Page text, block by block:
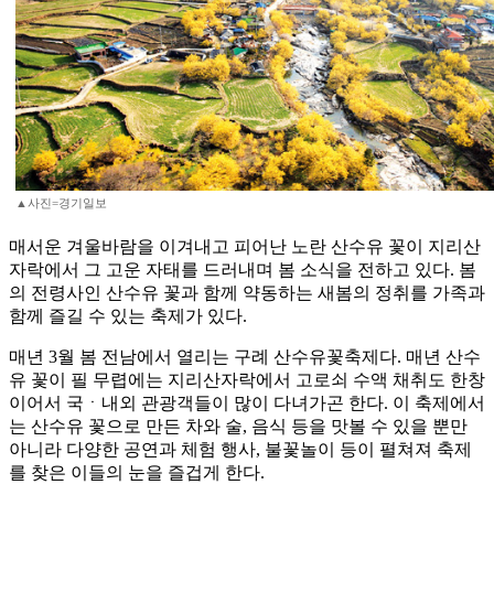
▲사진=경기일보
매서운 겨울바람을 이겨내고 피어난 노란 산수유 꽃이 지리산
자락에서 그 고운 자태를 드러내며 봄 소식을 전하고 있다. 봄
의 전령사인 산수유 꽃과 함께 약동하는 새봄의 정취를 가족과
함께 즐길 수 있는 축제가 있다.
매년 3월 봄 전남에서 열리는 구례 산수유꽃축제다. 매년 산수
유 꽃이 필 무렵에는 지리산자락에서 고로쇠 수액 채취도 한창
이어서 국ㆍ내외 관광객들이 많이 다녀가곤 한다. 이 축제에서
는 산수유 꽃으로 만든 차와 술, 음식 등을 맛볼 수 있을 뿐만
아니라 다양한 공연과 체험 행사, 불꽃놀이 등이 펼쳐져 축제
를 찾은 이들의 눈을 즐겁게 한다.